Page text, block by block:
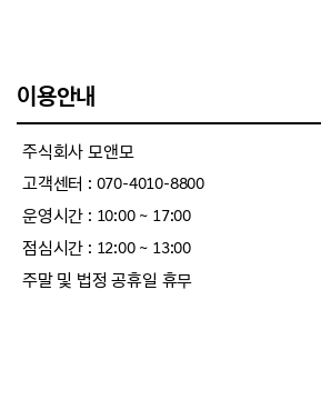
이용안내
주식회사 모앤모
고객센터 : 070-4010-8800
운영시간 : 10:00 ~ 17:00
점심시간 : 12:00 ~ 13:00
주말 및 법정 공휴일 휴무